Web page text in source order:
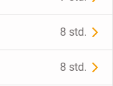
8 std.
8 std.